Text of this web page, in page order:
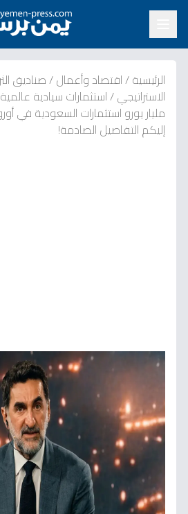
الرئيسية/اقتصاد وأعمال/صناديق
الاستراتيجي/استثمارات سيادية عالمية
إليكم التفاصيل الصادمة!